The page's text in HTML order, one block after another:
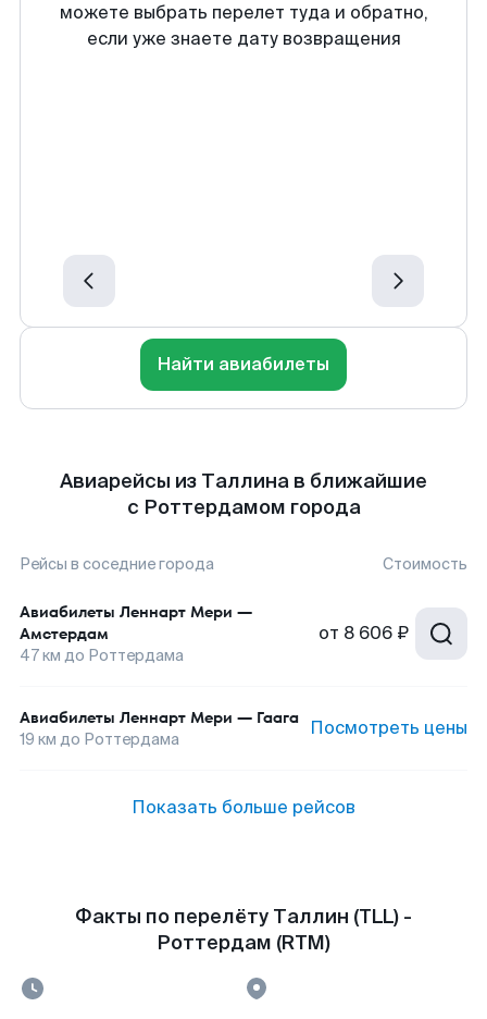
можете выбрать перелет туда и обратно,
если уже знаете дату возвращения
Найти авиабилеты
Авиарейсы из Таллина в ближайшие
с Роттердамом города
Рейсы в соседние города Стоимость
Авиабилеты Леннарт Мери —
Амстердам
47км до Роттердама
от 8 606 ₽
Авиабилеты Леннарт Мери — Гаага
19 км до Роттердама Посмотреть цены
Показать больше рейсов
Факты по перелёту Таллин (TLL) -
Роттердам (RTM)